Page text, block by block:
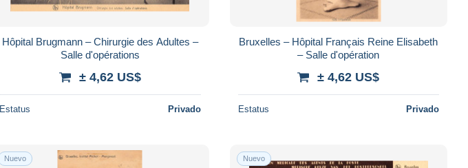
Hôpital Brugmann – Chirurgie des Adultes –
Salle d'opérations
± 4,62 US$
Estatus Privado
Bruxelles – Hôpital Français Reine Elisabeth
– Salle d'opération
± 4,62 US$
Estatus Privado
Nuevo Nuevo